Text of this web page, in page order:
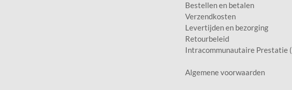
Bestellen en betalen
Verzendkosten
Levertijden en bezorging
Retourbeleid
Intracommunautaire Prestatie
Algemene voorwaarden